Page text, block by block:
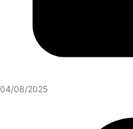
04/08/2025